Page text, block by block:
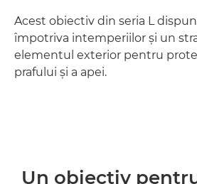
Acest obiectiv din seria L
împotriva intemperiilor şi un
elementul exterior pentru
prafului şi a apei.
Un obiectiv